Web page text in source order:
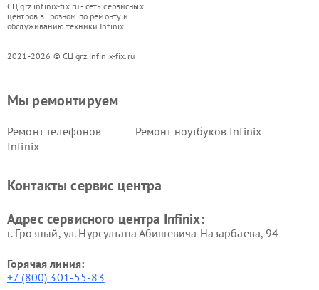
СЦ grz.infinix-fix.ru - сеть сервисных
центров в Грозном по ремонту и
обслуживанию техники Infinix
2021-2026 © СЦ grz.infinix-fix.ru
Мы ремонтируем
Ремонт телефонов
Infinix
Ремонт ноутбуков Infinix
Контакты сервис центра
Адрес сервисного центра Infinix:
г. Грозный, ул. Нурсултана Абишевича Назарбаева, 94
Горячая линия:
+7 (800) 301-55-83